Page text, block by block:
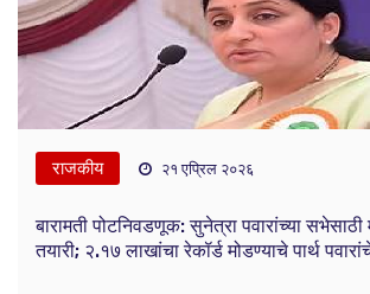
राजकीय २१ एप्रिल २०२६
बारामती पोटनिवडणूक: सुनेत्रा पवारांच्या
तयारी; २.१७ लाखांचा रेकॉर्ड मोडण्याचे पार्थ